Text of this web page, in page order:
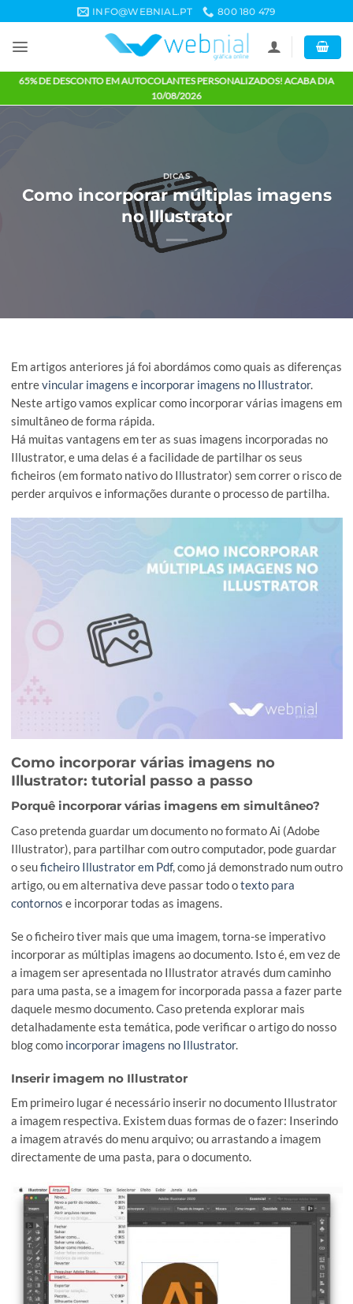
content
INFO@WEBNIAL.PT 800 180 479
65% DE DESCONTO EM AUTOCOLANTES PERSONALIZADOS!
10/08/2026
DICAS
Como incorporar múltiplas
no Illustrator
Em artigos anteriores já foi abordámos como quais as
entrevincular imagens e incorporar imagens no Illustrator
Neste artigo vamos explicar como incorporar várias
simultâneo de forma rápida.
Há muitas vantagens em ter as suas imagens incorporadas
perder arquivos e informações durante o processo de
Como incorporar várias imagens no
Illustrator: tutorial passo a passo
Porquê incorporar várias imagens em
Illustrator), para partilhar com outro computador, pode
o seuficheiro Illustrator em Pdf, como já demonstrado num
artigo, ou em alternativa deve passar todo o
texto para
contornose incorporar todas as imagens.
Se o ficheiro tiver mais que uma imagem, torna-se
a imagem ser apresentada no Illustrator através dum
para uma pasta, se a imagem for incorporada passa a fazer
daquele mesmo documento. Caso pretenda explorar mais
detalhadamente esta temática, pode verificar o artigo do
blog comoincorporar imagens no Illustrator
Inserir imagem no Illustrator
Em primeiro lugar é necessário inserir no documento
a imagem respectiva. Existem duas formas de o fazer:
a imagem através do menu arquivo; ou arrastando a
directamente de uma pasta, para o documento.